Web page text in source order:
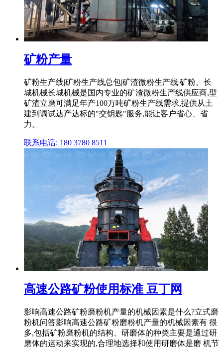
矿粉产量
矿粉生产线|矿粉生产线总包|矿渣微粉生产线|矿粉。长
城机械长城机械是国内专业的矿渣微粉生产线供应商,型
矿渣立磨可满足年产100万吨矿粉生产线需求,提供从土
建到调试达产达标的"交钥匙"服务,能让客户省心、省
力。
联系电话: 180 3780 8511
高速公路矿粉使用标准 豆丁网
影响高速公路矿粉磨粉机产量的机械因素是什么?立式磨
粉机问答影响高速公路矿粉磨粉机产量的机械因素有 很
多,包括矿粉磨粉机的结构、研磨体的种类主要是通过研
磨体的运动来实现的,合理地选择和使用研磨体是磨 机节